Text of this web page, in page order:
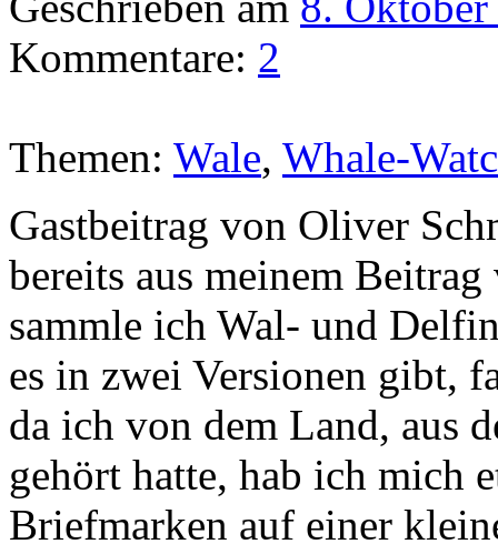
Kommentare: 2
Themen: Wale, Whale-
Gastbeitrag von Oliver
bereits aus meinem
sammle ich Wal- und
es in zwei Versionen gibt,
da ich von dem Land, aus
gehört hatte, hab ich mich
Briefmarken auf einer